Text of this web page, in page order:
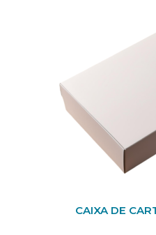
CAIXA DE